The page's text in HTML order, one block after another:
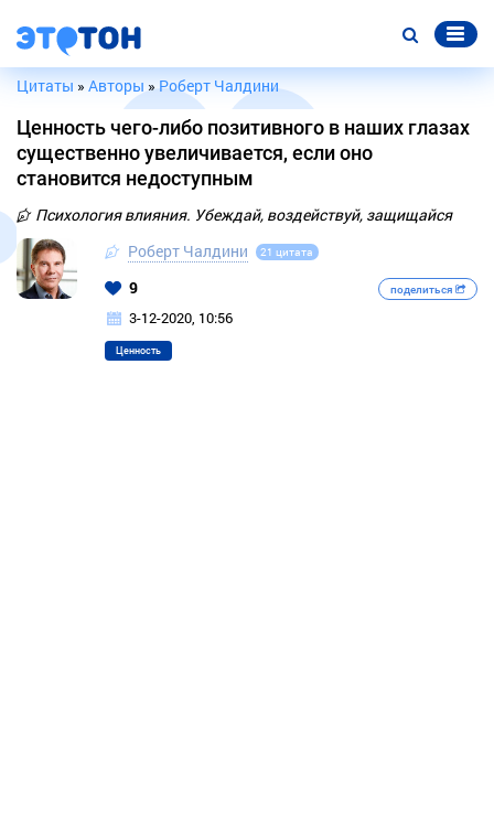
Цитаты » Авторы »Роберт Чалдини
Ценность чего-либо позитивного в наших глазах
существенно увеличивается, если оно
становится недоступным
Психология влияния. Убеждай, воздействуй, защищайся
Роберт Чалдини
21 цитата
9 поделиться
3-12-2020, 10:56
Ценность